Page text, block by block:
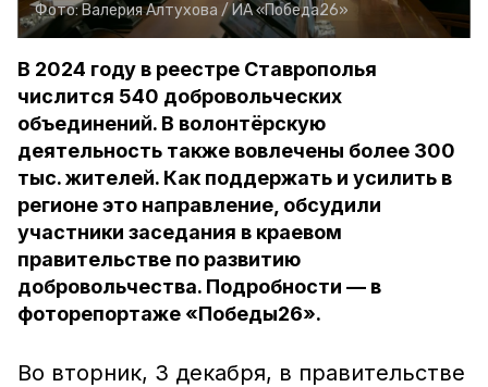
Фото:Валерия Алтухова /ИА «Победа26»
В 2024 году в реестре Ставрополья
числится 540 добровольческих
объединений. В волонтёрскую
деятельность также вовлечены более 300
тыс. жителей. Как поддержать и усилить в
регионе это направление, обсудили
участники заседания в краевом
правительстве по развитию
добровольчества. Подробности — в
фоторепортаже «Победы26».
Во вторник, 3 декабря, в правительстве